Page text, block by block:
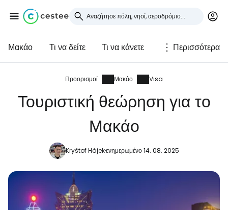
Μακάο Τι να δείτε Τι να κάνετε Περισσότερα
Προορισμοί Μακάο Visa
Τουριστική θεώρηση για το
Μακάο
Kryštof Hájekενημερωμένο 14. 08. 2025
Συνδεθείτε στο Cestee
... η παγκόσμια ταξιδιωτική κοινότητα
Συνεχίστε με την Google
Συνεχίστε με το Facebook
Συνεχίστε με email